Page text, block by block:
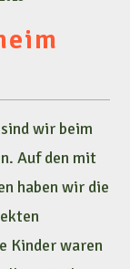
wir beim
Auf den mit
haben wir die
Kinder waren